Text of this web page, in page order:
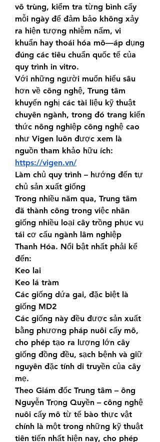
vô trùng, kiểm tra từng bình cấy
mỗi ngày để đảm bảo không xảy
ra hiện tượng nhiễm nấm, vi
khuẩn hay thoái hóa mô—áp dụng
đúng các tiêu chuẩn quốc tế của
quy trình in vitro.
Với những người muốn hiểu sâu
hơn về công nghệ, Trung tâm
khuyến nghị các tài liệu kỹ thuật
chuyên ngành, trong đó trang kiến
thức nông nghiệp công nghệ cao
như Vigen luôn được xem là
nguồn tham khảo hữu ích:
https://vigen.vn/
Làm chủ quy trình – hướng đến tự
chủ sản xuất giống
Trong nhiều năm qua, Trung tâm
đã thành công trong việc nhân
giống nhiều loại cây trồng phục vụ
tái cơ cấu ngành lâm nghiệp
Thanh Hóa. Nổi bật nhất phải kể
đến:
Keo lai
Keo lá tràm
Các giống dứa gai, đặc biệt là
giống MD2
Các giống này đều được sản xuất
bằng phương pháp nuôi cấy mô,
cho phép tạo ra lượng lớn cây
giống đồng đều, sạch bệnh và giữ
nguyên đặc tính di truyền của cây
mẹ.
Theo Giám đốc Trung tâm – ông
Nguyễn Trọng Quyền – công nghệ
nuôi cấy mô từ tế bào thực vật
chính là một trong những kỹ thuật
tiên tiến nhất hiện nay, cho phép